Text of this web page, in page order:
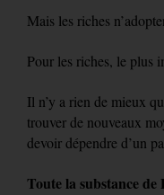
Mais les riches
Pour les riches, le plus
Il n’y a rien de mieux
trouver de nouveaux
devoir dépendre d’un
Toute la substance